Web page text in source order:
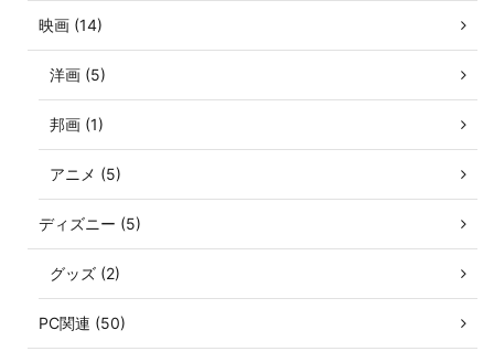
映画 (14)
洋画 (5)
邦画 (1)
アニメ (5)
ディズニー (5)
グッズ (2)
PC関連 (50)